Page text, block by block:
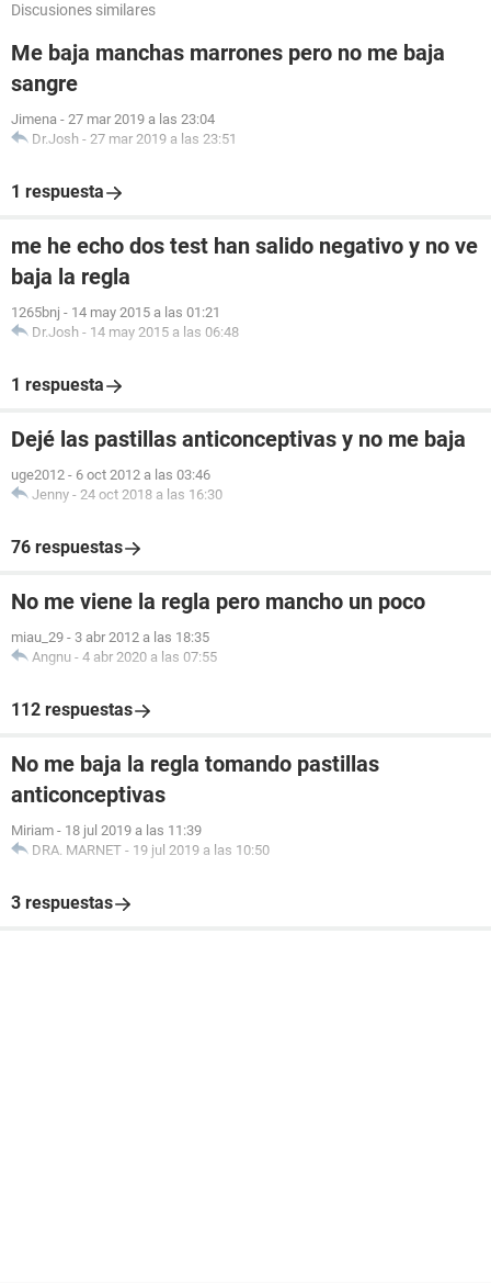
Discusiones similares
Me baja manchas marrones pero no me baja
sangre
Jimena - 27 mar 2019 a las 23:04
Dr.Josh - 27 mar 2019 a las 23:51
1 respuesta
me he echo dos test han salido negativo y no ve
baja la regla
1265bnj - 14 may 2015 a las 01:21
Dr.Josh - 14 may 2015 a las 06:48
1 respuesta
Dejé las pastillas anticonceptivas y no me baja
uge2012 - 6 oct 2012 a las 03:46
Jenny - 24 oct 2018 a las 16:30
76 respuestas
No me viene la regla pero mancho un poco
miau_29 - 3 abr 2012 a las 18:35
Angnu - 4 abr 2020 a las 07:55
112 respuestas
No me baja la regla tomando pastillas
anticonceptivas
Miriam - 18 jul 2019 a las 11:39
DRA. MARNET - 19 jul 2019 a las 10:50
3 respuestas